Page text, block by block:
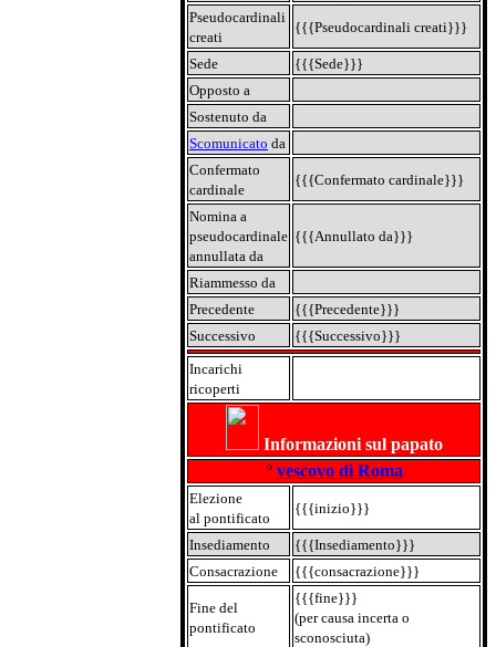
Pseudocardinali
creati
{{{Pseudocardinali creati}}}
Sede
{{{Sede}}}
Opposto a
Sostenuto da
Scomunicato da
Confermato
cardinale
{{{Confermato cardinale}}}
Nomina a
pseudocardinale
annullata da
{{{Annullato da}}}
Riammesso da
Precedente
{{{Precedente}}}
Successivo
{{{Successivo}}}
Incarichi
ricoperti
Informazioni sul papato
° vescovo di Roma
Elezione
al pontificato
{{{inizio}}}
Insediamento
{{{Insediamento}}}
Consacrazione
{{{consacrazione}}}
Fine del
pontificato
{{{fine}}}
(per causa incerta o
sconosciuta)